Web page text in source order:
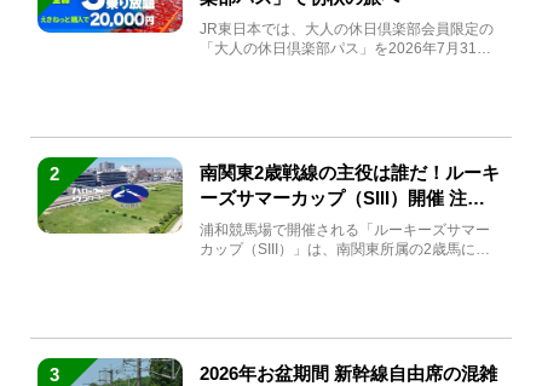
JR東日本では、大人の休日倶楽部会員限定の
「大人の休日倶楽部パス」を2026年7月31日
2
南関東2歳戦線の主役は誰だ！ルーキ
ーズサマーカップ（SIII）開催 注目
馬と見どころをチェック
浦和競馬場で開催される「ルーキーズサマー
カップ（SIII）」は、南関東所属の2歳馬によ
3
2026年お盆期間 新幹線自由席の混雑